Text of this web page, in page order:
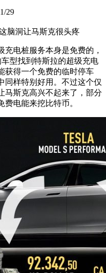
29
脑洞让马斯克很头疼
电桩服务本身是免费的，
型找到特斯拉的超级充电
获得一个免费的临时停车
同样特别好用。不过这个仅
马斯克高兴不起来了，部分
电能来挖比特币。